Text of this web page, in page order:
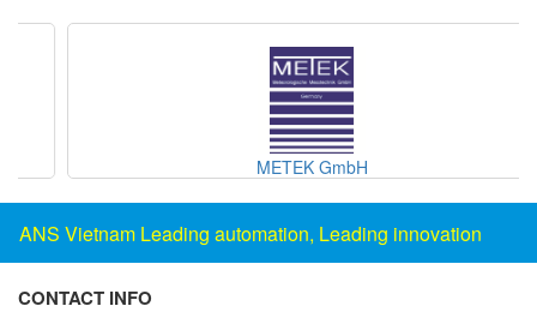
Eaton
EBMPAPST
ECKERLE
METEK GmbH
ANS Vietnam Leading automation, Leading innovation
CONTACT INFO